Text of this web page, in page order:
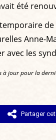
été
avec les
à jour pour la
Partager